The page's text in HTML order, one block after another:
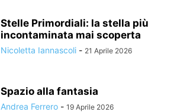
Stelle Primordiali: la stella più
incontaminata mai scoperta
Nicoletta Iannascoli - 21 Aprile 2026
Spazio alla fantasia
Andrea Ferrero - 19 Aprile 2026